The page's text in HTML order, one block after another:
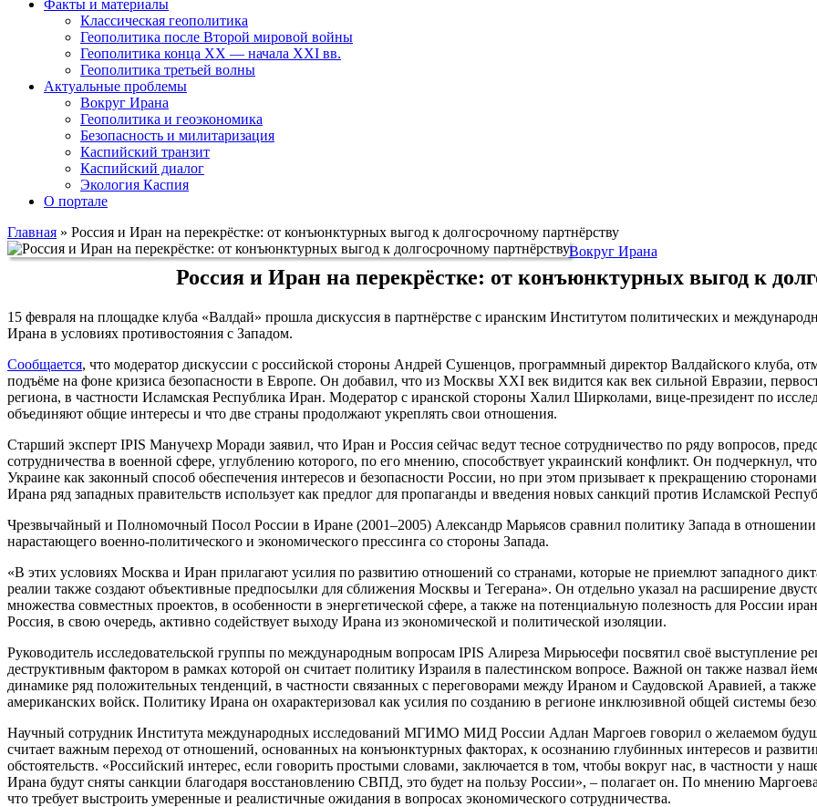
Факты и материалы
Классическая геополитика
Геополитика после Второй мировой войны
Геополитика конца XX — начала XXI вв.
Геополитика третьей волны
Актуальные проблемы
Вокруг Ирана
Геополитика и геоэкономика
Безопасность и милитаризация
Каспийский транзит
Каспийский диалог
Экология Каспия
О портале
Главная » Россия и Иран на перекрёстке: от конъюнктурных выгод к долгосрочному партнёрству
Вокруг Ирана
Россия и Иран на перекрёстке: от конъюнктурных выгод к
15 февраля на площадке клуба «Валдай» прошла дискуссия в партнёрстве с иранским Институтом политических и
Ирана в условиях противостояния с Западом.
Сообщается, что модератор дискуссии с российской стороны Андрей Сушенцов, программный директор Валдайского клуба,
подъёме на фоне кризиса безопасности в Европе. Он добавил, что из Москвы XXI век видится как век сильной Евразии,
региона, в частности Исламская Республика Иран. Модератор с иранской стороны Халил Ширколами, вице-президент по
объединяют общие интересы и что две страны продолжают укреплять свои отношения.
Старший эксперт IPIS Манучехр Моради заявил, что Иран и Россия сейчас ведут тесное сотрудничество по ряду вопросов,
сотрудничества в военной сфере, углублению которого, по его мнению, способствует украинский конфликт. Он подчеркнул,
Украине как законный способ обеспечения интересов и безопасности России, но при этом призывает к прекращению
Ирана ряд западных правительств использует как предлог для пропаганды и введения новых санкций против Исламской
Чрезвычайный и Полномочный Посол России в Иране (2001–2005) Александр Марьясов сравнил политику Запада в отношении
нарастающего военно-политического и экономического прессинга со стороны Запада.
«В этих условиях Москва и Иран прилагают усилия по развитию отношений со странами, которые не приемлют западного
реалии также создают объективные предпосылки для сближения Москвы и Тегерана». Он отдельно указал на расширение
множества совместных проектов, в особенности в энергетической сфере, а также на потенциальную полезность для России
Россия, в свою очередь, активно содействует выходу Ирана из экономической и политической изоляции.
Руководитель исследовательской группы по международным вопросам IPIS Алиреза Мирьюсефи посвятил своё выступление
деструктивным фактором в рамках которой он считает политику Израиля в палестинском вопросе. Важной он также назвал
динамике ряд положительных тенденций, в частности связанных с переговорами между Ираном и Саудовской Аравией, а
американских войск. Политику Ирана он охарактеризовал как усилия по созданию в регионе инклюзивной общей системы
Научный сотрудник Института международных исследований МГИМО МИД России Адлан Маргоев говорил о желаемом
считает важным переход от отношений, основанных на конъюнктурных факторах, к осознанию глубинных интересов и
обстоятельств. «Российский интерес, если говорить простыми словами, заключается в том, чтобы вокруг нас, в частности у
Ирана будут сняты санкции благодаря восстановлению СВПД, это будет на пользу России», – полагает он. По мнению
что требует выстроить умеренные и реалистичные ожидания в вопросах экономического сотрудничества.